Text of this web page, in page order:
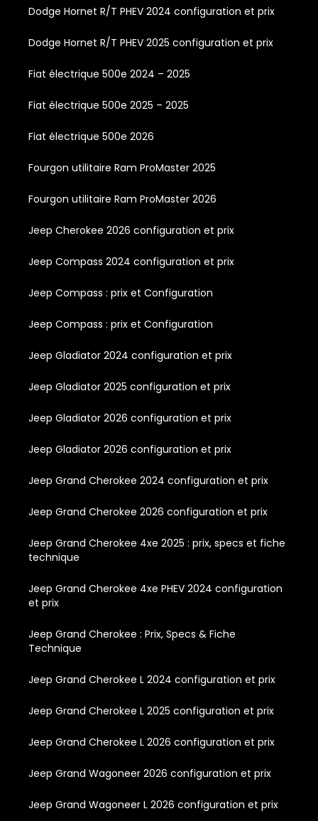
Dodge Hornet R/T PHEV 2024 configuration et prix
Dodge Hornet R/T PHEV 2025 configuration et prix
Fiat électrique 500e 2024 – 2025
Fiat électrique 500e 2025 – 2025
Fiat électrique 500e 2026
Fourgon utilitaire Ram ProMaster 2025
Fourgon utilitaire Ram ProMaster 2026
Jeep Cherokee 2026 configuration et prix
Jeep Compass 2024 configuration et prix
Jeep Compass : prix et Configuration
Jeep Compass : prix et Configuration
Jeep Gladiator 2024 configuration et prix
Jeep Gladiator 2025 configuration et prix
Jeep Gladiator 2026 configuration et prix
Jeep Gladiator 2026 configuration et prix
Jeep Grand Cherokee 2024 configuration et prix
Jeep Grand Cherokee 2026 configuration et prix
Jeep Grand Cherokee 4xe 2025 : prix, specs et fiche
technique
Jeep Grand Cherokee 4xe PHEV 2024 configuration
et prix
Jeep Grand Cherokee : Prix, Specs & Fiche
Technique
Jeep Grand Cherokee L 2024 configuration et prix
Jeep Grand Cherokee L 2025 configuration et prix
Jeep Grand Cherokee L 2026 configuration et prix
Jeep Grand Wagoneer 2026 configuration et prix
Jeep Grand Wagoneer L 2026 configuration et prix